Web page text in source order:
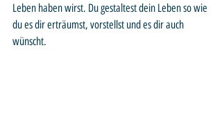
Leben haben wirst. Du gestaltest dein Leben so wie
du es dir erträumst, vorstellst und es dir auch
wünscht.